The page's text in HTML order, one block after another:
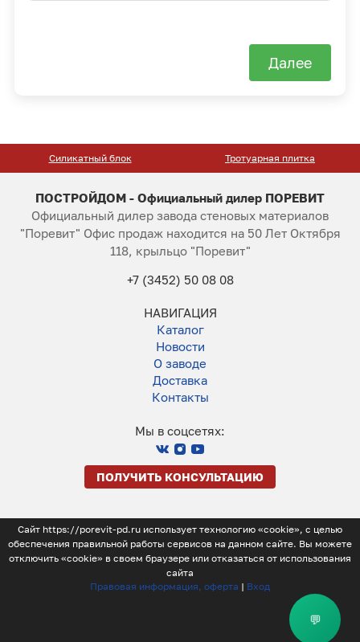
Далее
Силикатный блок Тротуарная плитка
ПОСТРОЙДОМ - Официальный дилер ПОРЕВИТ
Официальный дилер завода стеновых материалов
"Поревит" Офис продаж находится на 50 Лет Октября
118, крыльцо "Поревит"
+7 (3452) 50 08 08
НАВИГАЦИЯ
Каталог
Новости
О заводе
Доставка
Контакты
Мы в соцсетях:
ПОЛУЧИТЬ КОНСУЛЬТАЦИЮ
Сайт https://porevit-pd.ru использует технологию «cookie», с целью
обеспечения правильной работы сервисов на данном сайте. Вы можете
отключить «cookie» в своем браузере или отказаться от использования
сайта
Правовая информация, оферта | Вход
💬